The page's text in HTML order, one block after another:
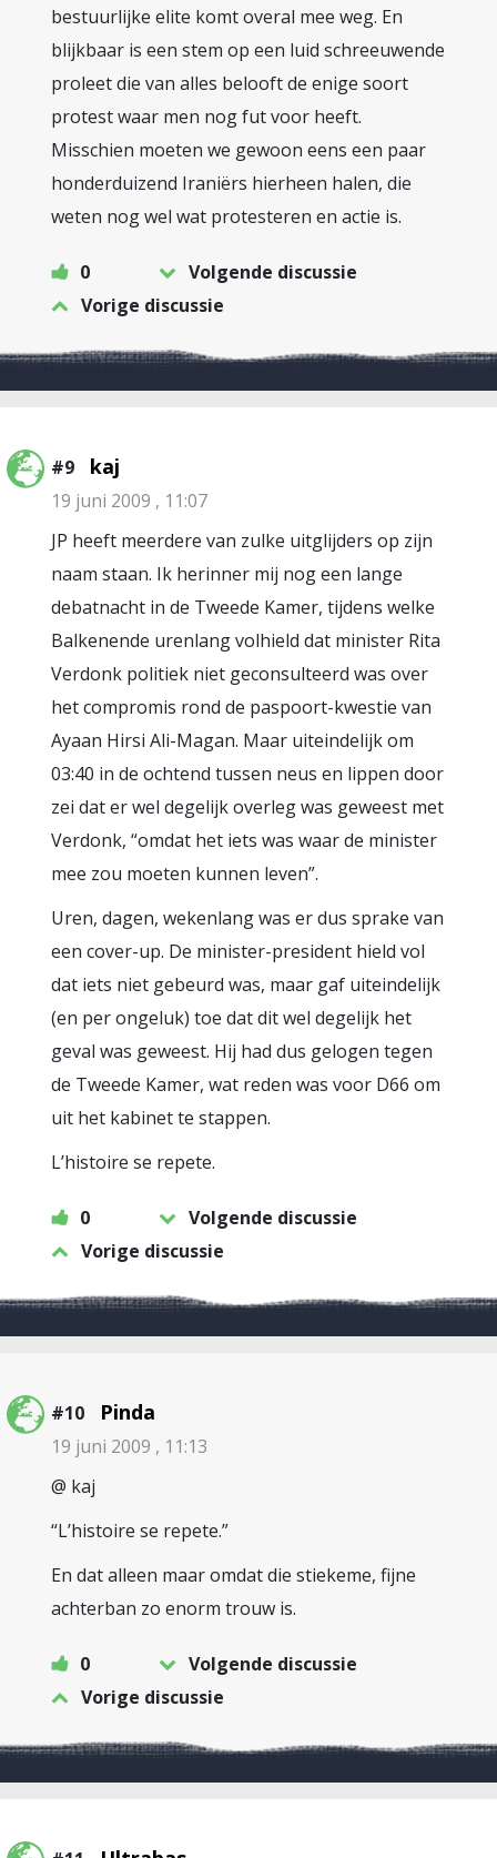
bestuurlijke elite komt overal mee weg. En
blijkbaar is een stem op een luid schreeuwende
proleet die van alles belooft de enige soort
protest waar men nog fut voor heeft.
Misschien moeten we gewoon eens een paar
honderduizend Iraniërs hierheen halen, die
weten nog wel wat protesteren en actie is.
0
Volgende discussie
Vorige discussie
#9 kaj
19 juni 2009 , 11:07
JP heeft meerdere van zulke uitglijders op zijn
naam staan. Ik herinner mij nog een lange
debatnacht in de Tweede Kamer, tijdens welke
Balkenende urenlang volhield dat minister Rita
Verdonk politiek niet geconsulteerd was over
het compromis rond de paspoort-kwestie van
Ayaan Hirsi Ali-Magan. Maar uiteindelijk om
03:40 in de ochtend tussen neus en lippen door
zei dat er wel degelijk overleg was geweest met
Verdonk, “omdat het iets was waar de minister
mee zou moeten kunnen leven”.
Uren, dagen, wekenlang was er dus sprake van
een cover-up. De minister-president hield vol
dat iets niet gebeurd was, maar gaf uiteindelijk
(en per ongeluk) toe dat dit wel degelijk het
geval was geweest. Hij had dus gelogen tegen
de Tweede Kamer, wat reden was voor D66 om
uit het kabinet te stappen.
L’histoire se repete.
0
Volgende discussie
Vorige discussie
#10 Pinda
19 juni 2009 , 11:13
@ kaj
“L’histoire se repete.”
En dat alleen maar omdat die stiekeme, fijne
achterban zo enorm trouw is.
0
Volgende discussie
Vorige discussie